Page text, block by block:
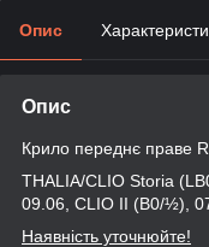
Опис
Опис
Крило переднє праве
THALIA/CLIO Storia
09.06, CLIO II (B0/½),
Наявність уточнюйте!